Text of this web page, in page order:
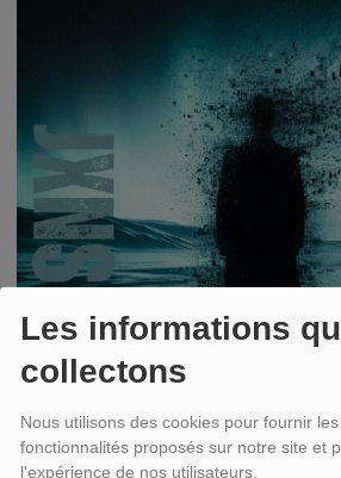
Les informations
collectons
Nous utilisons des cookies pour fournir
fonctionnalités proposés sur notre site et
l'expérience de nos utilisateurs.